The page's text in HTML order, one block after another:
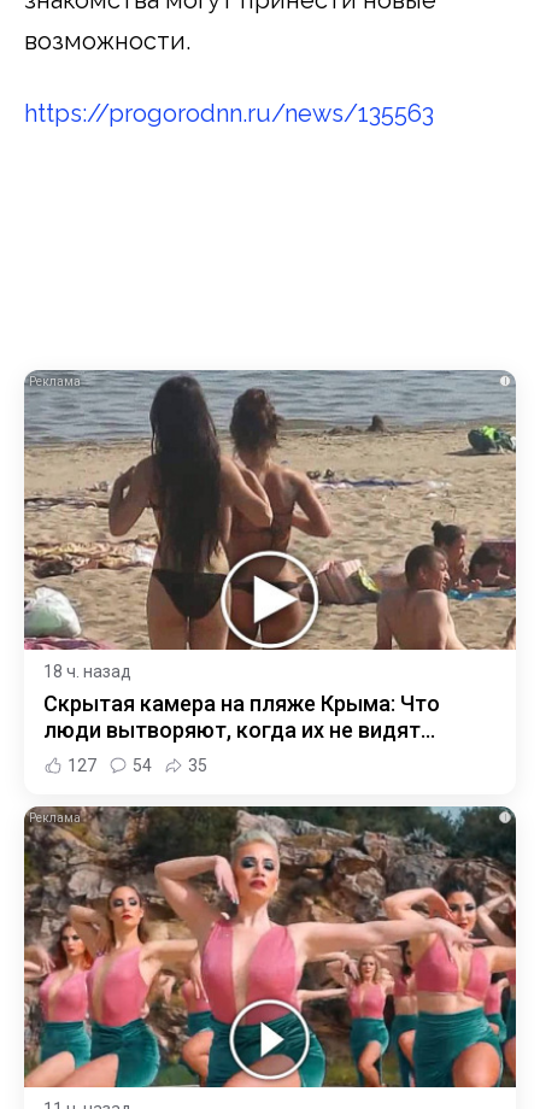
возможности.
https://progorodnn.ru/news/135563
i
18 ч. назад
Скрытая камера на пляже Крыма: Что
люди вытворяют, когда их не видят...
127 54 35
i